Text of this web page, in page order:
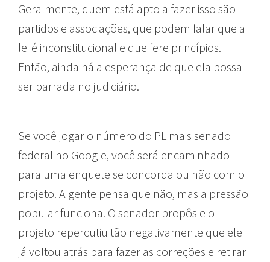
Geralmente, quem está apto a fazer isso são
partidos e associações, que podem falar que a
lei é inconstitucional e que fere princípios.
Então, ainda há a esperança de que ela possa
ser barrada no judiciário.
Se você jogar o número do PL mais senado
federal no Google, você será encaminhado
para uma enquete se concorda ou não com o
projeto. A gente pensa que não, mas a pressão
popular funciona. O senador propôs e o
projeto repercutiu tão negativamente que ele
já voltou atrás para fazer as correções e retirar